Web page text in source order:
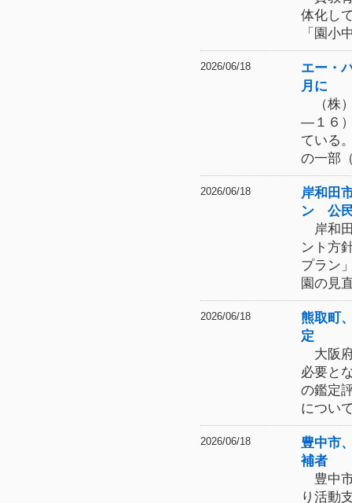
体化し
「園小
2026/06/18
エー・
月に
（株
―１６
ている
の一部
2026/06/18
岸和田
ン 公
岸和
ント方
プラン
園の見
2026/06/18
熊取町
定
大阪
必要と
の鑑定
につい
2026/06/18
豊中市
補者
豊中
り活動